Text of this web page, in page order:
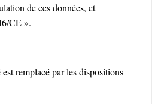
de ces données, et
CE ».
remplacé par les dispositions